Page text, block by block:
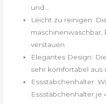
und...
Leicht zu reinigen:
verstauen.
Elegantes Design:
sehr komfortabel aus
Essstäbchenhalter:
Essstäbchenhalter je